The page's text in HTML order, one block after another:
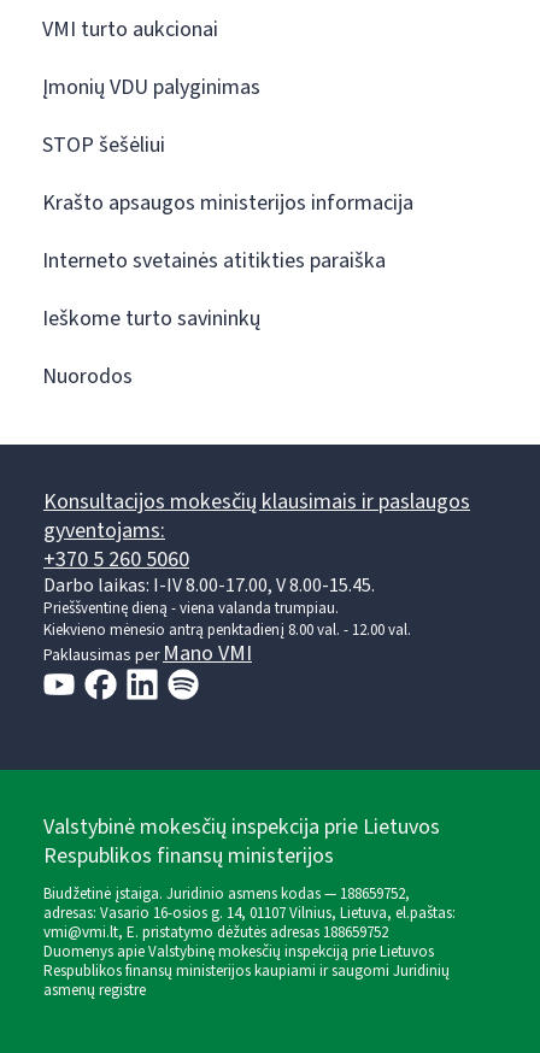
VMI turto aukcionai
Įmonių VDU palyginimas
STOP šešėliui
Krašto apsaugos ministerijos informacija
Interneto svetainės atitikties paraiška
Ieškome turto savininkų
Nuorodos
Konsultacijos mokesčių klausimais ir paslaugos
gyventojams:
+370 5 260 5060
Darbo laikas: I-IV 8.00-17.00, V 8.00-15.45.
Prieššventinę dieną - viena valanda trumpiau.
Kiekvieno mėnesio antrą penktadienį 8.00 val. - 12.00 val.
Paklausimas perMano VMI
Valstybinė mokesčių inspekcija prie Lietuvos
Respublikos finansų ministerijos
Biudžetinė įstaiga. Juridinio asmens kodas — 188659752,
adresas: Vasario 16-osios g. 14, 01107 Vilnius, Lietuva, el.paštas:
vmi@vmi.lt, E. pristatymo dėžutės adresas 188659752
Duomenys apie Valstybinę mokesčių inspekciją prie Lietuvos
Respublikos finansų ministerijos kaupiami ir saugomi Juridinių
asmenų registre